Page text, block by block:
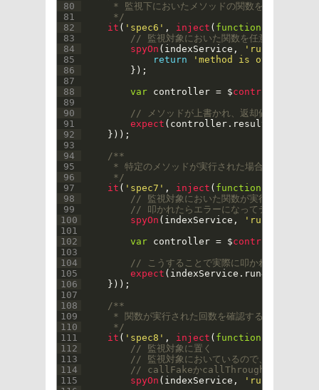
80
81
82
83
84
85
86
87
88
89
90
91
92
93
94
95
96
97
98
99
100
101
102
103
104
105
106
107
108
109
110
111
112
113
114
115
* 監視下においたメソッドの関数を上書きする
*/
it ( 'spec6' , inject ( function
// 監視対象においた関数を任意の関数と差
spyOn ( indexService , 'run3'
return
'method is overrided!'
} ) ;
var controller = $controller
// メソッドが上書かれ、返却値が変わって
expect ( controller . result
} ) ) ;
/**
* 特定のメソッドが実行された場合に例外を投
*/
it ( 'spec7' , inject ( function
// 監視対象においた関数が実行された際に
// 叩かれたらエラーになってテストが停ま
spyOn ( indexService , 'run4'
var controller = $controller
// こうすることで実際に叩かれた際に投げ
expect ( indexService . run4
} ) ) ;
/**
* 関数が実行された回数を確認する
*/
it ( 'spec8' , inject ( function
// 監視対象に置く
// 監視対象においているので、当然ログは
// callFakeかcallThroughを用いること
spyOn ( indexService , 'run5'